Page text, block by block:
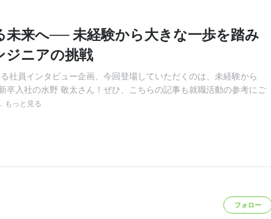
未来へ── 未経験から大きな一歩を踏み
ジニアの挑戦
社員インタビュー企画、今回登場していただくのは、未経験から
卒入社の水野 敬太さん！ぜひ、こちらの記事も就職活動の参考にご
もっと見る
フォロー